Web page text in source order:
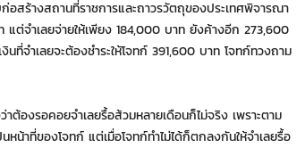
สร้างสถานที่ราชการและถาวรวัตถุของประเทศพิจารณา
แต่จำเลยจ่ายให้เพียง 184,000 บาท ยังค้างอีก 273,600
ที่จำเลยจะต้องชำระให้โจทก์ 391,600 บาท โจทก์ทวงถาม
ต้องรอคอยจำเลยรื้อส้วมหลายเดือนก็ไม่จริง เพราะตาม
าที่ของโจทก์ แต่เมื่อโจทก์ทำไม่ได้ก็ตกลงกันให้จำเลยรื้อ